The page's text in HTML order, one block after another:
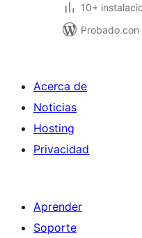
10+
Probado con
Acerca de
Noticias
Hosting
Privacidad
Aprender
Soporte